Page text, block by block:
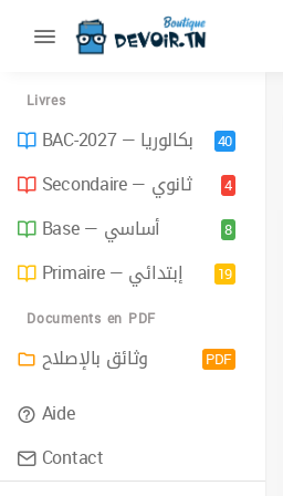
Livres
BAC-2027 — بكالوريا 40
Secondaire — ثانوي 4
Base — أساسي 8
Primaire — إبتدائي 19
Documents en PDF
وثائق بالإصلاح PDF
Aide
Contact